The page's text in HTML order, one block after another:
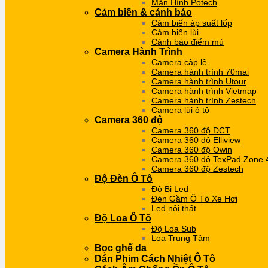
Màn Hình Potech
Cảm biến & cảnh báo
Cảm biến áp suất lốp
Cảm biến lùi
Cảnh báo điểm mù
Camera Hành Trình
Camera cập lề
Camera hành trình 70mai
Camera hành trình Utour
Camera hành trình Vietmap
Camera hành trình Zestech
Camera lùi ô tô
Camera 360 độ
Camera 360 độ DCT
Camera 360 độ Elliview
Camera 360 độ Owin
Camera 360 độ TexPad Zone
Camera 360 độ Zestech
Độ Đèn Ô Tô
Độ Bi Led
Đèn Gầm Ô Tô Xe Hơi
Led nội thất
Độ Loa Ô Tô
Độ Loa Sub
Loa Trung Tâm
Bọc ghế da
Dán Phim Cách Nhiệt Ô Tô